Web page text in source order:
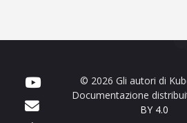
© 2026 Gli autori di
Documentazione
BY 4.0